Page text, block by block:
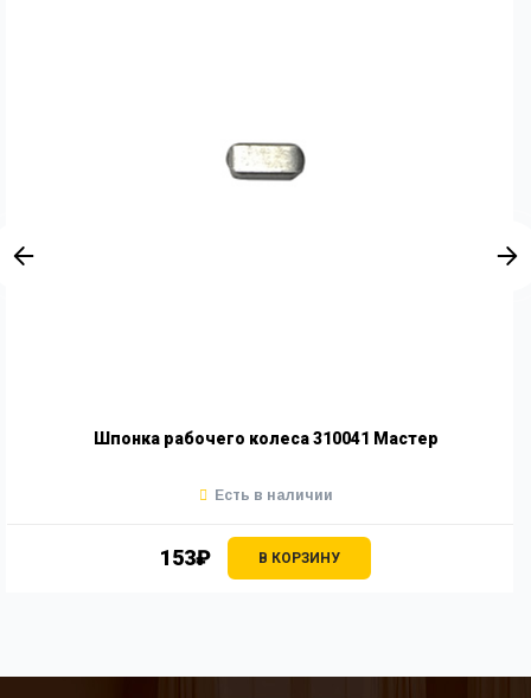
Шпонка рабочего колеса 310041 Мастер
153₽ В КОРЗИНУ
Есть в наличии